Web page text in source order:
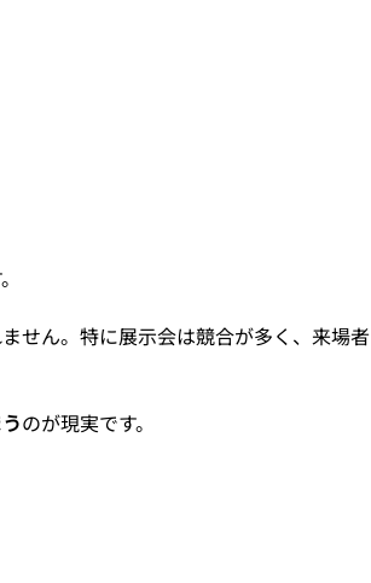
せん。特に展示会は競合が多く、来場者
のが現実です。